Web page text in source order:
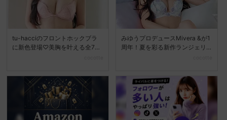
tu-hacciのフロントホックブラ
に新色登場♡美胸を叶える全7色
みゆうプロデュースMivera &が1
周年！夏を彩る新作ランジェリ